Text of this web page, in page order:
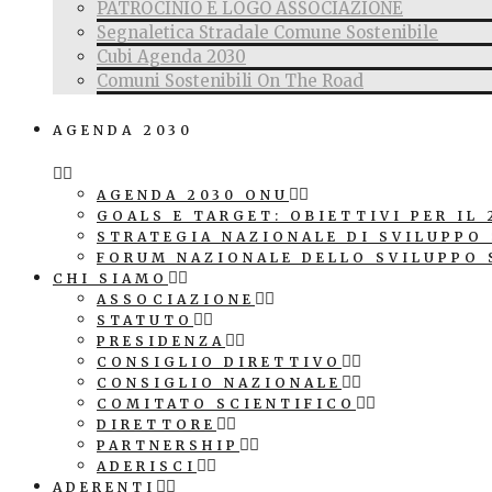
PATROCINIO E LOGO ASSOCIAZIONE
Segnaletica Stradale Comune Sostenibile
Cubi Agenda 2030
Comuni Sostenibili On The Road
AGENDA 2030
AGENDA 2030 ONU
GOALS E TARGET: OBIETTIVI PER IL
STRATEGIA NAZIONALE DI SVILUPPO
FORUM NAZIONALE DELLO SVILUPPO
CHI SIAMO
ASSOCIAZIONE
STATUTO
PRESIDENZA
CONSIGLIO DIRETTIVO
CONSIGLIO NAZIONALE
COMITATO SCIENTIFICO
DIRETTORE
PARTNERSHIP
ADERISCI
ADERENTI